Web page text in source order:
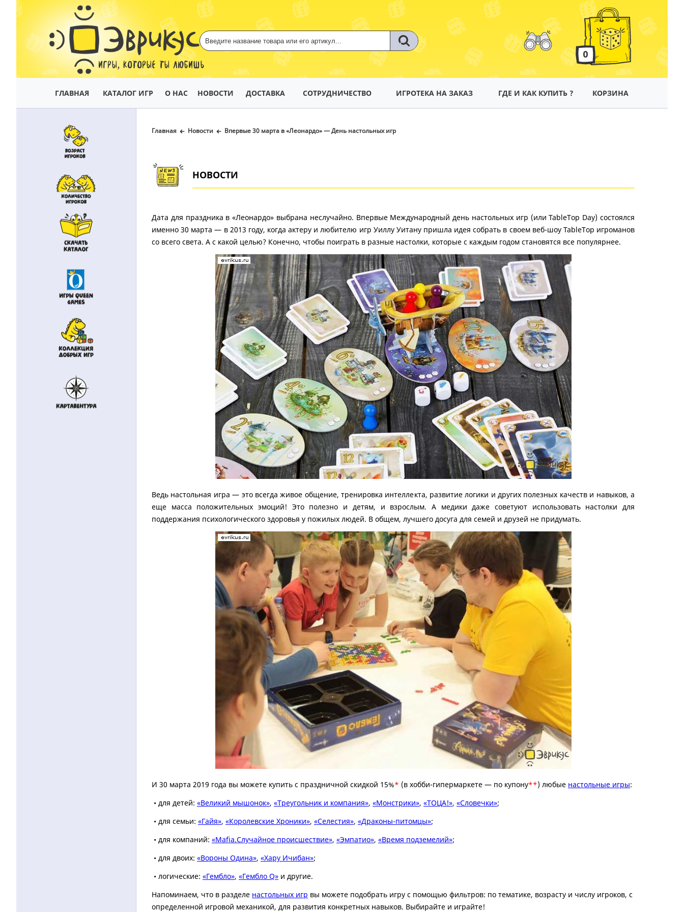
ИГРЫ, КОТОРЫЕ ТЫ ЛЮБИШЬ
0
ГЛАВНАЯ КАТАЛОГ ИГР О НАС НОВОСТИ ДОСТАВКА СОТРУДНИЧЕСТВО ИГРОТЕКА НА ЗАКАЗ ГДЕ И КАК КУПИТЬ ? КОРЗИНА
Главная Новости Впервые 30 марта в «Леонардо» — День настольных игр
НОВОСТИ
Дата для праздника в «Леонардо» выбрана неслучайно. Впервые Международный день настольных игр (или TableTop Day) состоялся
именно 30 марта — в 2013 году, когда актеру и любителю игр Уиллу Уитану пришла идея собрать в своем веб-шоу TableTop игроманов
со всего света. А с какой целью? Конечно, чтобы поиграть в разные настолки, которые с каждым годом становятся все популярнее.
Ведь настольная игра — это всегда живое общение, тренировка интеллекта, развитие логики и других полезных качеств и навыков, а
еще масса положительных эмоций! Это полезно и детям, и взрослым. А медики даже советуют использовать настолки для
поддержания психологического здоровья у пожилых людей. В общем, лучшего досуга для семей и друзей не придумать.
И 30 марта 2019 года вы можете купить с праздничной скидкой 15%* (в хобби-гипермаркете — по купону**) любые настольные игры:
• для детей: «Великий мышонок», «Треугольник и компания», «Монстрики», «ТОЦА!», «Словечки»;
• для семьи: «Гайя», «Королевские Хроники», «Селестия», «Драконы-питомцы»;
• для компаний: «Mafia.Случайное происшествие», «Эмпатио», «Время подземелий»;
• для двоих: «Вороны Одина», «Хару Ичибан»;
• логические: «Гембло», «Гембло Q» и другие.
Напоминаем, что в разделе настольных игр вы можете подобрать игру с помощью фильтров: по тематике, возрасту и числу игроков, с
определенной игровой механикой, для развития конкретных навыков. Выбирайте и играйте!